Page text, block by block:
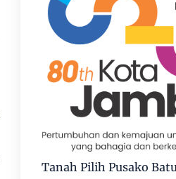
Tanah Pilih Pusako